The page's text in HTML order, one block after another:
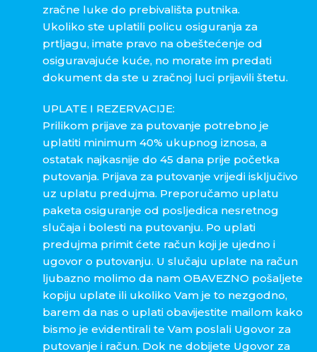
zračne luke do prebivališta putnika.
Ukoliko ste uplatili policu osiguranja za
prtljagu, imate pravo na obeštećenje od
osiguravajuće kuće, no morate im predati
dokument da ste u zračnoj luci prijavili štetu.
UPLATE I REZERVACIJE:
Prilikom prijave za putovanje potrebno je
uplatiti minimum 40% ukupnog iznosa, a
ostatak najkasnije do 45 dana prije početka
putovanja. Prijava za putovanje vrijedi isključivo
uz uplatu predujma. Preporučamo uplatu
paketa osiguranje od posljedica nesretnog
slučaja i bolesti na putovanju. Po uplati
predujma primit ćete račun koji je ujedno i
ugovor o putovanju. U slučaju uplate na račun
ljubazno molimo da nam OBAVEZNO pošaljete
kopiju uplate ili ukoliko Vam je to nezgodno,
barem da nas o uplati obavijestite mailom kako
bismo je evidentirali te Vam poslali Ugovor za
putovanje i račun. Dok ne dobijete Ugovor za